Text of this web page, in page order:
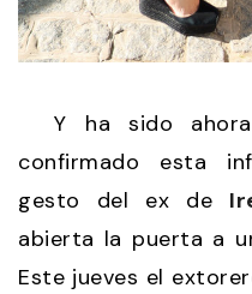
Y ha sido ahora
confirmado esta
gesto del ex de
abierta la puerta a
Este jueves el